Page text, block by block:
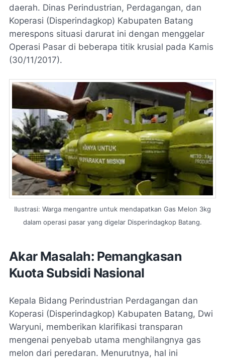
daerah. Dinas Perindustrian, Perdagangan, dan
Koperasi (Disperindagkop) Kabupaten Batang
merespons situasi darurat ini dengan menggelar
Operasi Pasar di beberapa titik krusial pada Kamis
(30/11/2017).
Ilustrasi: Warga mengantre untuk mendapatkan Gas Melon 3kg
dalam operasi pasar yang digelar Disperindagkop Batang.
Akar Masalah: Pemangkasan
Kuota Subsidi Nasional
Kepala Bidang Perindustrian Perdagangan dan
Koperasi (Disperindagkop) Kabupaten Batang, Dwi
Waryuni, memberikan klarifikasi transparan
mengenai penyebab utama menghilangnya gas
melon dari peredaran. Menurutnya, hal ini